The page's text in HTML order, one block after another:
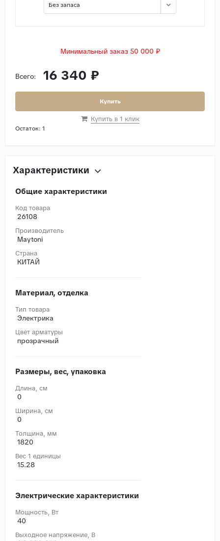
Без запаса
Минимальный заказ 50 000 ₽
Всего: 16 340 ₽
Купить
Купить в 1 клик
Остаток: 1
Характеристики
Общие характеристики
Код товара
26108
Производитель
Maytoni
Страна
КИТАЙ
Материал, отделка
Тип товара
Электрика
Цвет арматуры
прозрачный
Размеры, вес, упаковка
Длина, cм
0
Ширина, cм
0
Толщина, мм
1820
Вес 1 единицы
15.28
Электрические характеристики
Мощность, Вт
40
Выходное напряжение, В